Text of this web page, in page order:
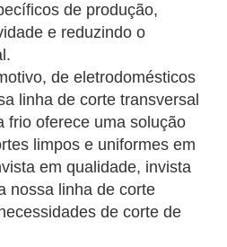
de produção,
e reduzindo o
de eletrodomésticos
linha de corte transversal
frio oferece uma solução
limpos e uniformes em
em qualidade, invista
nossa linha de corte
de corte de